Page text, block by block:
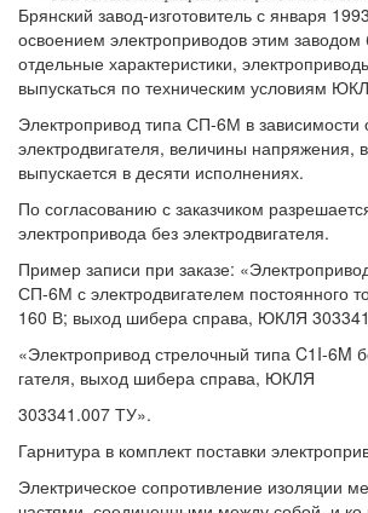
Брянский завод-изготовитель с января
освоением электроприводов этим
отдельные характеристики,
выпускаться по техническим условиям
Электропривод типа СП-6М в зависимости
электродвигателя, величины напряжения,
выпускается в десяти исполнениях.
По согласованию с заказчиком
электропривода без электродвигателя.
Пример записи при заказе:
СП-6М с электродвигателем постоянного
160 В; выход шибера справа, ЮКЛЯ
«Электропривод стрелочный типа C1I-6M
гателя, выход шибера справа, ЮКЛЯ
303341.007 ТУ».
Гарнитура в комплект поставки
Электрическое сопротивление изоляции